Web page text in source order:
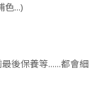
色...)
後保養等......都會細